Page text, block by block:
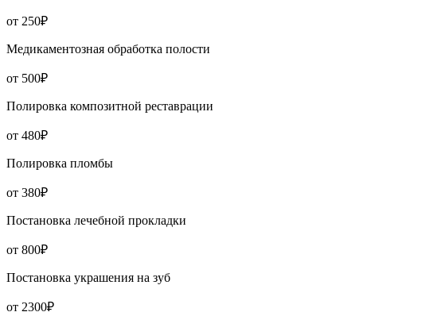
от 250₽
Медикаментозная обработка полости
от 500₽
Полировка композитной реставрации
от 480₽
Полировка пломбы
от 380₽
Постановка лечебной прокладки
от 800₽
Постановка украшения на зуб
от 2300₽